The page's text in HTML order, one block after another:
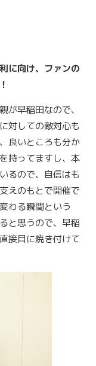
に向け、ファンの
が早稲田なので、
対しての敵対心も
良いところも分か
持ってますし、本
るので、自信はも
えのもとで開催で
わる瞬間という
と思うので、早稲
接目に焼き付けて